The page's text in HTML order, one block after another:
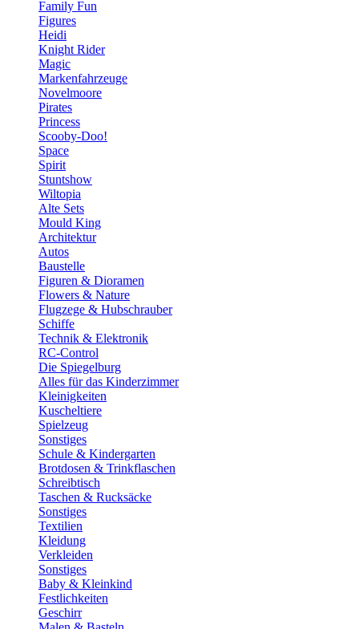
Family Fun
Figures
Heidi
Knight Rider
Magic
Markenfahrzeuge
Novelmoore
Pirates
Princess
Scooby-Doo!
Space
Spirit
Stuntshow
Wiltopia
Alte Sets
Mould King
Architektur
Autos
Baustelle
Figuren & Dioramen
Flowers & Nature
Flugzege & Hubschrauber
Schiffe
Technik & Elektronik
RC-Control
Die Spiegelburg
Alles für das Kinderzimmer
Kleinigkeiten
Kuscheltiere
Spielzeug
Sonstiges
Schule & Kindergarten
Brotdosen & Trinkflaschen
Schreibtisch
Taschen & Rucksäcke
Sonstiges
Textilien
Kleidung
Verkleiden
Sonstiges
Baby & Kleinkind
Festlichkeiten
Geschirr